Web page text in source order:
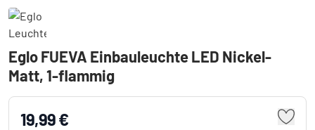
Eglo FUEVA Einbauleuchte LED Nickel-
Matt, 1-flammig
19,99 €